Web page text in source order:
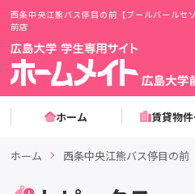
西条中央江熊バス停目の前【ブールバールセ
前店
ホーム 賃貸物
ホーム 西条中央江熊バス停目の前